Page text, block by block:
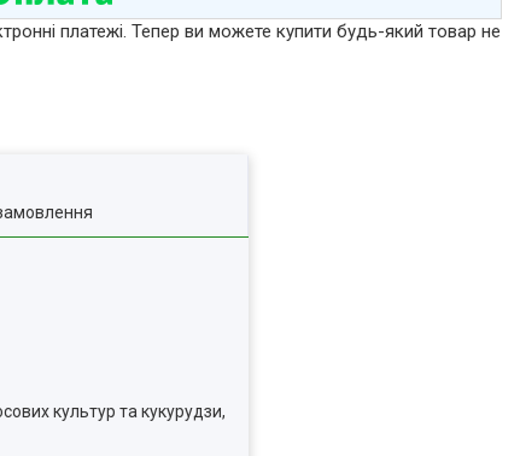
платежі. Тепер ви можете купити будь-який товар не
культур та кукурудзи,